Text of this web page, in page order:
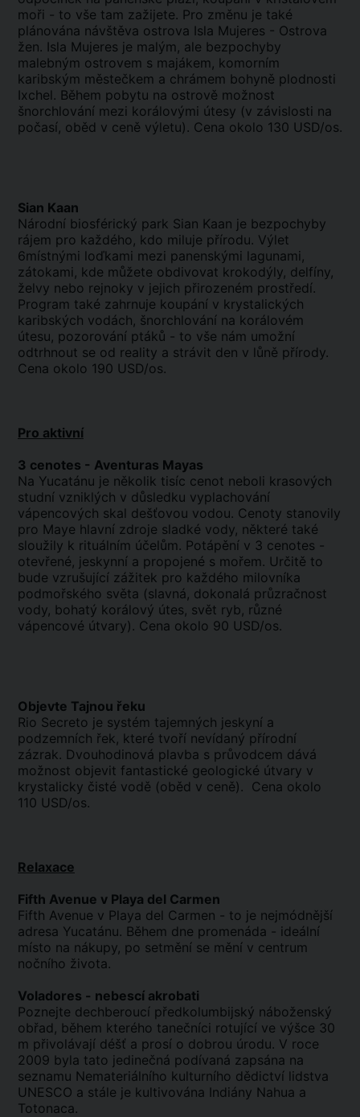
moři - to vše tam zažijete. Pro změnu je také
plánována návštěva ostrova Isla Mujeres - Ostrova
žen. Isla Mujeres je malým, ale bezpochyby
malebným ostrovem s majákem, komorním
karibským městečkem a chrámem bohyně plodnosti
Ixchel. Během pobytu na ostrově možnost
šnorchlování mezi korálovými útesy (v závislosti na
počasí, oběd v ceně výletu). Cena okolo 130 USD/os.
Sian Kaan
Národní biosférický park Sian Kaan je bezpochyby
rájem pro každého, kdo miluje přírodu. Výlet
6místnými loďkami mezi panenskými lagunami,
zátokami, kde můžete obdivovat krokodýly, delfíny,
želvy nebo rejnoky v jejich přirozeném prostředí.
Program také zahrnuje koupání v krystalických
karibských vodách, šnorchlování na korálovém
útesu, pozorování ptáků - to vše nám umožní
odtrhnout se od reality a strávit den v lůně přírody.
Cena okolo 190 USD/os.
Pro aktivní
3 cenotes - Aventuras Mayas
Na Yucatánu je několik tisíc cenot neboli krasových
studní vzniklých v důsledku vyplachování
vápencových skal dešťovou vodou. Cenoty stanovily
pro Maye hlavní zdroje sladké vody, některé také
sloužily k rituálním účelům. Potápění v 3 cenotes -
otevřené, jeskynní a propojené s mořem. Určitě to
bude vzrušující zážitek pro každého milovníka
podmořského světa (slavná, dokonalá průzračnost
vody, bohatý korálový útes, svět ryb, různé
vápencové útvary). Cena okolo 90 USD/os.
Objevte Tajnou řeku
Rio Secreto je systém tajemných jeskyní a
podzemních řek, které tvoří nevídaný přírodní
zázrak. Dvouhodinová plavba s průvodcem dává
možnost objevit fantastické geologické útvary v
krystalicky čisté vodě (oběd v ceně). Cena okolo
110 USD/os.
Relaxace
Fifth Avenue v Playa del Carmen
Fifth Avenue v Playa del Carmen - to je nejmódnější
adresa Yucatánu. Během dne promenáda - ideální
místo na nákupy, po setmění se mění v centrum
nočního života.
Voladores - nebescí akrobati
Poznejte dechberoucí předkolumbijský náboženský
obřad, během kterého tanečníci rotující ve výšce 30
m přivolávají déšť a prosí o dobrou úrodu. V roce
2009 byla tato jedinečná podívaná zapsána na
seznamu Nemateriálního kulturního dědictví lidstva
UNESCO a stále je kultivována Indiány Nahua a
Totonaca.